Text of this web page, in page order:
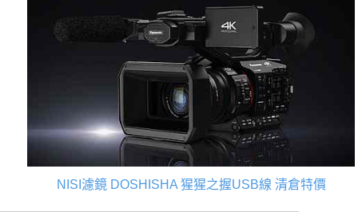
NISI濾鏡 DOSHISHA 猩猩之握USB線 清倉特價